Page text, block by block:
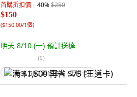
首購折扣價 40%$250
$150
($150.00/1個)
明天 8/10 (一) 預計送達
(9)
满 $1,500 再省 $75 (王道卡)